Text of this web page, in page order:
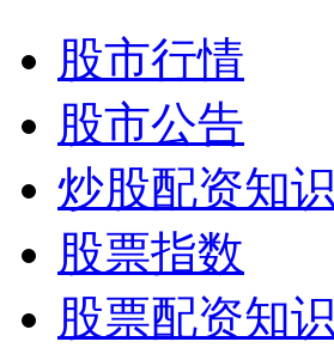
股市行情
股市公告
炒股配资知识
股票指数
股票配资知识